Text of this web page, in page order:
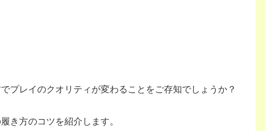
プレイのクオリティが変わることをご存知でしょうか？
き方のコツを紹介します。